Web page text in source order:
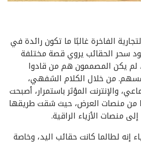
الفاخرة غالبًا ما تكون رائدة في
سحر الحقائب يروي قصة مختلفة
لم يكن المصممون هم من قادوا
من خلال الكلام الشفهي،
والإنترنت المؤثر باستمرار، أصبحت
من منصات العرض، حيث شقت طريقها
منصات الأزياء الراقية.
إنه لطالما كانت حقائب اليد، وخاصة